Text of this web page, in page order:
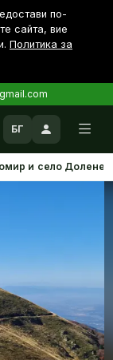
по-
сайта, вие
Политика за
БГ
и село Долене